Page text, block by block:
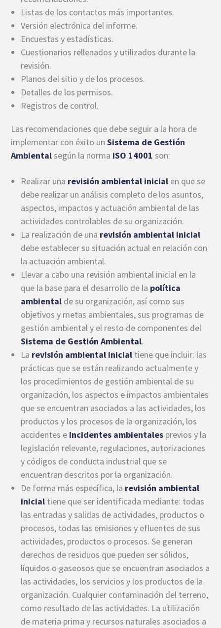
Listas de los contactos más importantes.
Versión electrónica del informe.
Encuestas y estadísticas.
Cuestionarios rellenados y utilizados durante la
revisión.
Planos del sitio y de los procesos.
Detalles de los permisos.
Registros de control.
Las recomendaciones que debe seguir a la hora de
implementar con éxito unSistema de Gestión
Ambientalsegún la norma ISO 14001 son:
Realizar una revisión ambiental inicial en que se
debe realizar un análisis completo de los asuntos,
aspectos, impactos y actuación ambiental de las
actividades controlables de su organización.
La realización de una revisión ambiental inicial
debe establecer su situación actual en relación con
la actuación ambiental.
Llevar a cabo una revisión ambiental inicial en la
que la base para el desarrollo de la política
ambiental de su organización, así como sus
objetivos y metas ambientales, sus programas de
gestión ambiental y el resto de componentes del
Sistema de Gestión Ambiental.
La revisión ambiental inicial tiene que incluir: las
prácticas que se están realizando actualmente y
los procedimientos de gestión ambiental de su
organización, los aspectos e impactos ambientales
que se encuentran asociados a las actividades, los
productos y los procesos de la organización, los
accidentes e incidentes ambientales previos y la
legislación relevante, regulaciones, autorizaciones
y códigos de conducta industrial que se
encuentran descritos por la organización.
De forma más específica, la revisión ambiental
inicial tiene que ser identificada mediante: todas
las entradas y salidas de actividades, productos o
procesos, todas las emisiones y efluentes de sus
actividades, productos o procesos. Se generan
derechos de residuos que pueden ser sólidos,
líquidos o gaseosos que se encuentran asociados a
las actividades, los servicios y los productos de la
organización. Cualquier contaminación del terreno,
como resultado de las actividades. La utilización
de materia prima y recursos naturales asociados a